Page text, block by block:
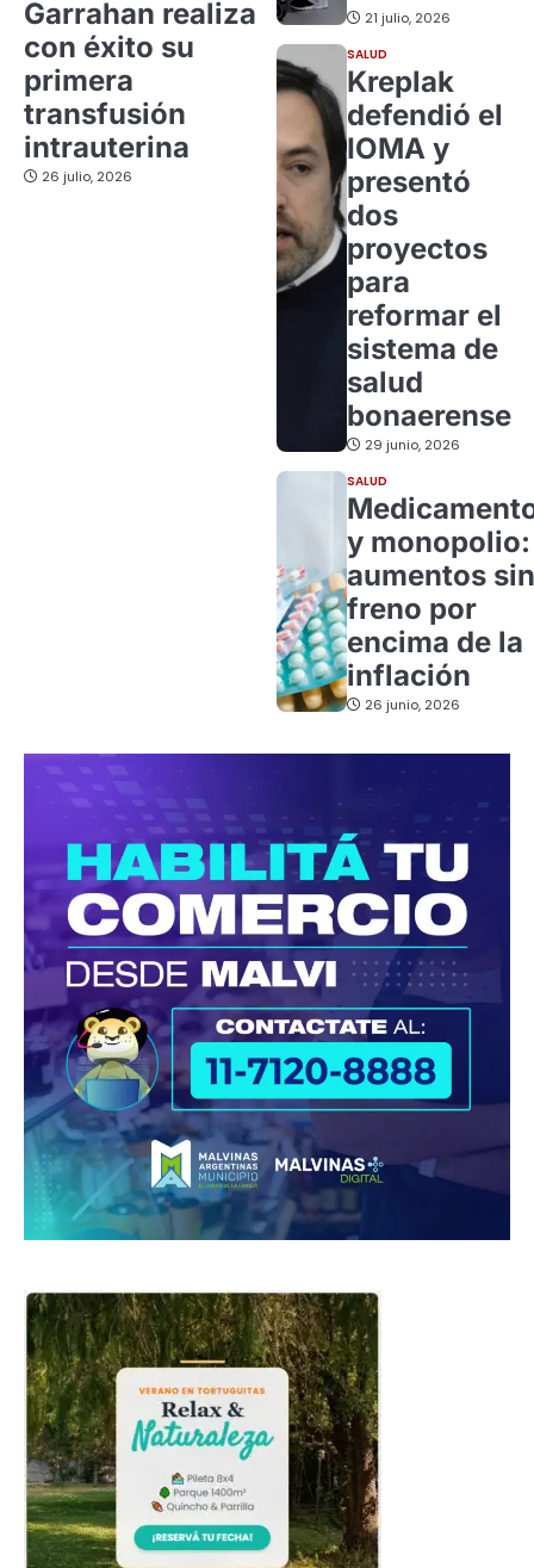
Garrahan realiza
con éxito su
primera
transfusión
intrauterina
26 julio, 2026
21 julio, 2026
SALUD
Kreplak
defendió el
IOMA y
presentó
dos
proyectos
para
reformar el
sistema de
salud
bonaerense
29 junio, 2026
SALUD
y monopolio:
aumentos sin
freno por
encima de la
inflación
26 junio, 2026